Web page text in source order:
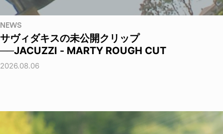
NEWS
サヴィダキスの未公開クリップ
──JACUZZI - MARTY ROUGH CUT
2026.08.06